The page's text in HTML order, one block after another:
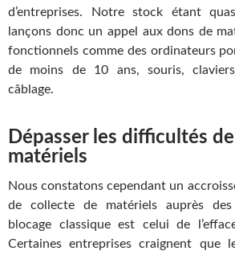
d’entreprises. Notre stock étant
lançons donc un appel aux dons de
fonctionnels comme des ordinateurs
de moins de 10 ans, souris,
câblage.
Dépasser les difficultés
matériels
Nous constatons cependant un
de collecte de matériels auprès des
blocage classique est celui de
Certaines entreprises craignent que